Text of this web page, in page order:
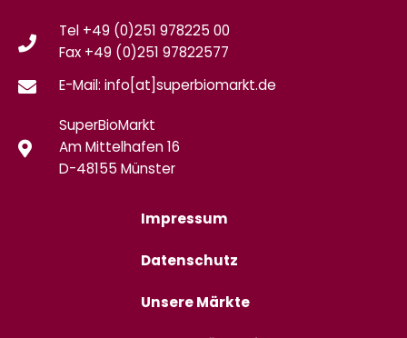
Tel +49 (0)251 978225 00
Fax +49 (0)251 97822577
E-Mail: info[at]superbiomarkt.de
SuperBioMarkt
Am Mittelhafen 16
D-48155 Münster
Impressum
Datenschutz
Unsere Märkte